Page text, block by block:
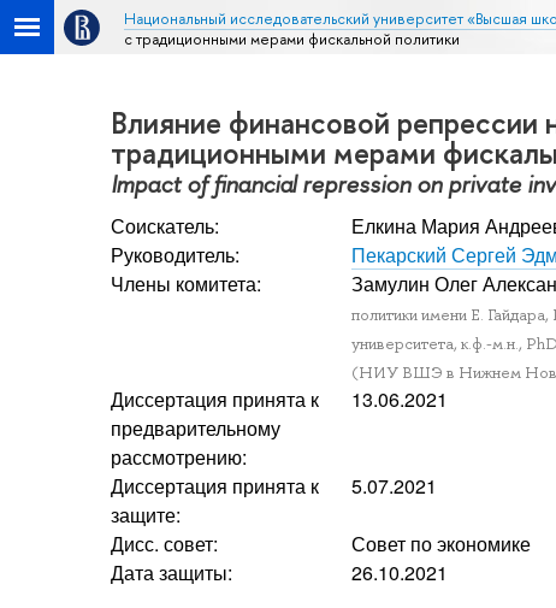
Национальный исследовательский университет «Высшая
с традиционными мерами фискальной политики
Влияние финансовой репрессии
традиционными мерами
Impact of financial repression on private
Соискатель:
Елкина Мария
Руководитель:
Пекарский Сергей
Члены комитета:
Замулин Олег
политики имени Е.
университета, к.ф.-м.н.,
(НИУ ВШЭ в Нижнем
Диссертация принята к
предварительному
рассмотрению:
13.06.2021
Диссертация принята к
защите:
5.07.2021
Дисс. совет:
Совет по экономике
Дата защиты:
26.10.2021